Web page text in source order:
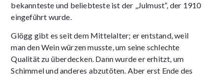
bekannteste und beliebteste ist der „Julmust“, der 1910
eingeführt wurde.
Glögg gibt es seit dem Mittelalter; er entstand, weil
man den Wein würzen musste, um seine schlechte
Qualität zu überdecken. Dann wurde er erhitzt, um
Schimmel und anderes abzutöten. Aber erst Ende des